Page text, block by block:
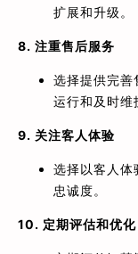
扩展和升级。
8. 注重售后服务
选择提供完善
运行和及时维
9. 关注客人体验
选择以客人体
忠诚度。
10. 定期评估和优化